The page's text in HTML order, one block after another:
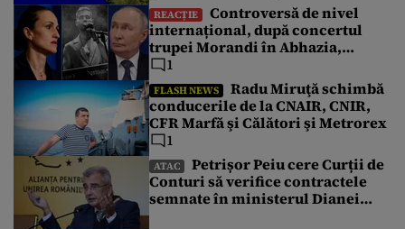
REACȚIE
Controversă de nivel
internațional, după concertul
trupei Morandi în Abhazia,
regiune separatistă, sub protecția
Rusiei
1
FLASH NEWS
Radu Miruţă schimbă
conducerile de la CNAIR, CNIR,
CFR Marfă şi Călători şi Metrorex
1
ATAC
Petrișor Peiu cere Curții de
Conturi să verifice contractele
semnate în ministerul Dianei